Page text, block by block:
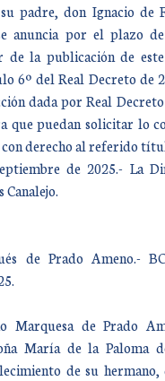
padre, don Ignacio de
anuncia por el plazo
de la publicación de
6º del Real Decreto de
dada por Real
que puedan solicitar lo
con derecho al referido
de 2025.- La
Canalejo.
de Prado Ameno.-
Marquesa de Prado
María de la Paloma
de su hermano,